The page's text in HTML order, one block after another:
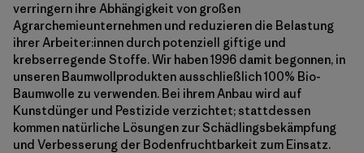
verringern ihre Abhängigkeit von großen
Agrarchemieunternehmen und reduzieren die Belastung
ihrer Arbeiter:innen durch potenziell giftige und
krebserregende Stoffe. Wir haben 1996 damit begonnen, in
unseren Baumwollprodukten ausschließlich 100% Bio-
Baumwolle zu verwenden. Bei ihrem Anbau wird auf
Kunstdünger und Pestizide verzichtet; stattdessen
kommen natürliche Lösungen zur Schädlingsbekämpfung
und Verbesserung der Bodenfruchtbarkeit zum Einsatz.